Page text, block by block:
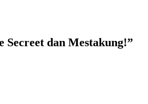
dan Mestakung!”